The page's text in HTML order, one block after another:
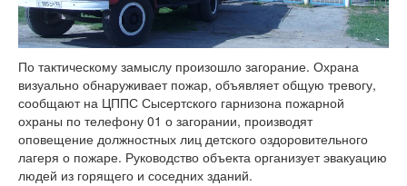
По тактическому замыслу произошло загорание. Охрана
визуально обнаруживает пожар, объявляет общую тревогу,
сообщают на ЦППС Сысертского гарнизона пожарной
охраны по телефону 01 о загорании, производят
оповещение должностных лиц детского оздоровительного
лагеря о пожаре. Руководство объекта организует эвакуацию
людей из горящего и соседних зданий.